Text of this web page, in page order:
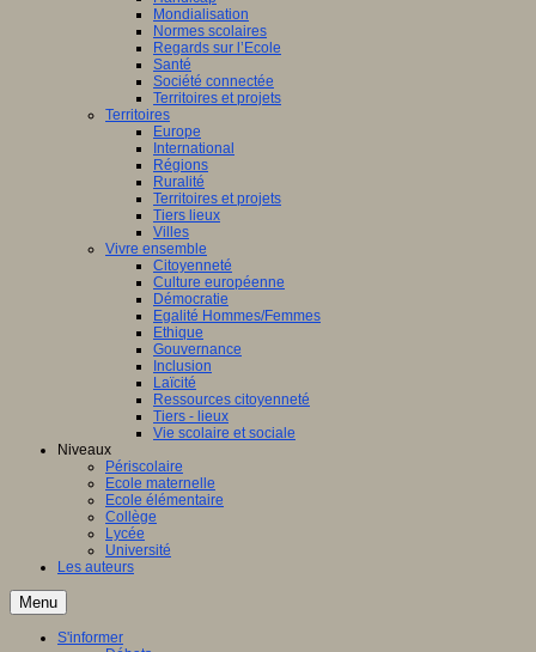
Mondialisation
Normes scolaires
Regards sur l’Ecole
Santé
Société connectée
Territoires et projets
Territoires
Europe
International
Régions
Ruralité
Territoires et projets
Tiers lieux
Villes
Vivre ensemble
Citoyenneté
Culture européenne
Démocratie
Egalité Hommes/Femmes
Ethique
Gouvernance
Inclusion
Laïcité
Ressources citoyenneté
Tiers - lieux
Vie scolaire et sociale
Niveaux
Périscolaire
Ecole maternelle
Ecole élémentaire
Collège
Lycée
Université
Les auteurs
Menu
S'informer